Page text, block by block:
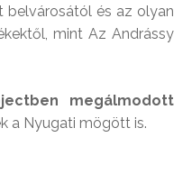
belvárosától és az olyan
mint Az Andrássy
megálmodott
a Nyugati mögött is.